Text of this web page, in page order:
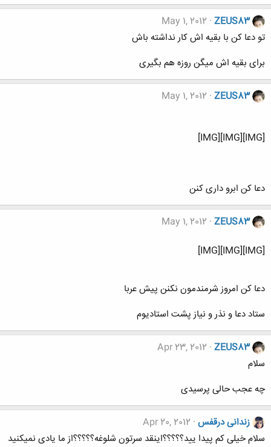
ZEUS83
May 1, 2012
تو دعا کن با بقیه اش کار نداشته باش
برای بقیه اش میگن روزه هم بگیری
ZEUS83
May 1, 2012
[IMG][IMG][IMG]
دعا کن ابرو داری کنن
ZEUS83
May 1, 2012
[IMG][IMG][IMG]
دعا کن امروز شرمندمون نکنن پیش عربا
ستاد دعا و نذر و نیاز پشت استادیوم
ZEUS83
Apr 23, 2012
سلام
چه عجب حالی پرسیدی
زندانی درقفس Apr 20, 2012
سلام خیلی کم پیدا یید؟؟؟؟؟اینقد سرتون شلوغه؟؟؟؟؟از ما یادی نمیکنید